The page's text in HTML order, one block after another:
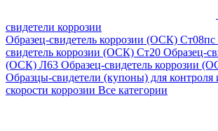
свидетели коррозии
Образец-свидетель коррозии (ОСК) Ст08пс
свидетель коррозии (ОСК) Ст20 Образец-
(ОСК) Л63 Образец-свидетель коррозии
Образцы-свидетели (купоны) для контроля
скорости коррозии Все категории